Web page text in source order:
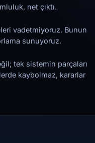
net çıktı.
vadetmiyoruz. Bunun
sunuyoruz.
tek sistemin parçaları
kaybolmaz, kararlar